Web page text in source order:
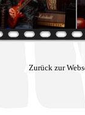
Zurück zur